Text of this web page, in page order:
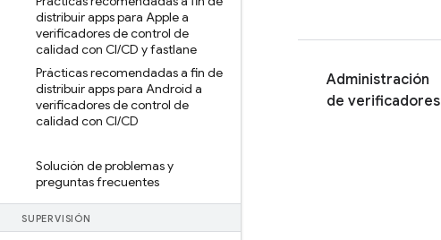
distribuir apps para Apple a
verificadores de control de
calidad con CI/CD y fastlane
Prácticas recomendadas a fin de
distribuir apps para Android a
verificadores de control de
calidad con CI/CD
Solución de problemas y
preguntas frecuentes
SUPERVISIÓN
Administración
de verificadores